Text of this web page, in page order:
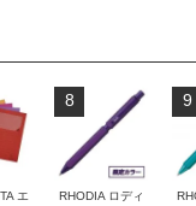
エ
8
RHODIA ロディ
9